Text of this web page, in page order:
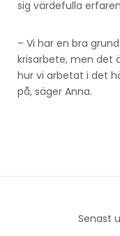
sig värdefulla
– Vi har en bra
krisarbete, men det
hur vi arbetat i det
på, säger Anna.
Senast